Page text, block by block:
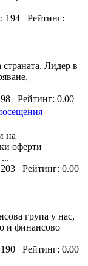
194 Рейтинг:
Лидер в
Рейтинг: 0.00
на
оферти
Рейтинг: 0.00
група у нас,
и финансово
Рейтинг: 0.00